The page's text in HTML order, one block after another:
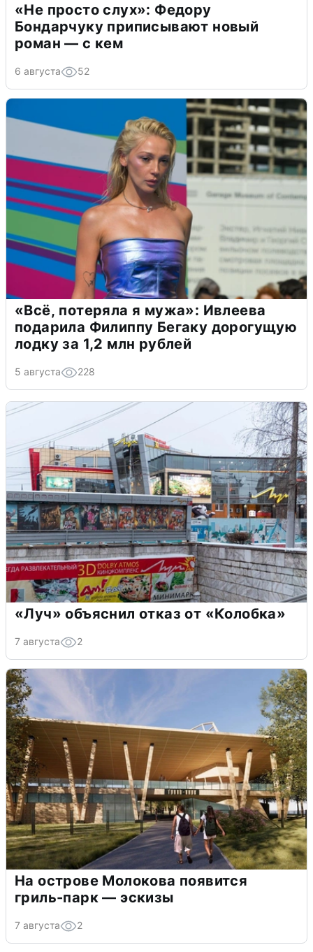
«Не просто слух»: Федору
Бондарчуку приписывают новый
роман — с кем
6 августа 52
«Всё, потеряла я мужа»: Ивлеева
подарила Филиппу Бегаку дорогущую
лодку за 1,2 млн рублей
5 августа 228
«Луч» объяснил отказ от «Колобка»
7 августа 2
На острове Молокова появится
гриль-парк — эскизы
7 августа 2